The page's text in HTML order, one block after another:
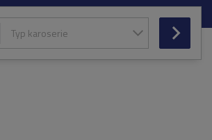
Typ karoserie